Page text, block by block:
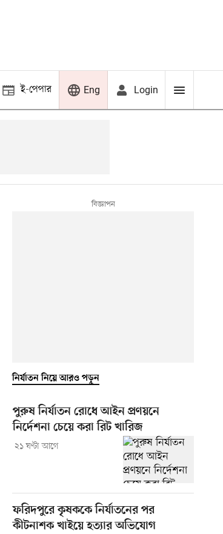
ই-পেপার Eng Login
নির্যাতন নিয়ে আরও পড়ুন
পুরুষ নির্যাতন রোধে আইন প্রণয়নে
নির্দেশনা চেয়ে করা রিট খারিজ
২১ ঘণ্টা আগে
ফরিদপুরে কৃষককে নির্যাতনের পর
কীটনাশক খাইয়ে হত্যার অভিযোগ